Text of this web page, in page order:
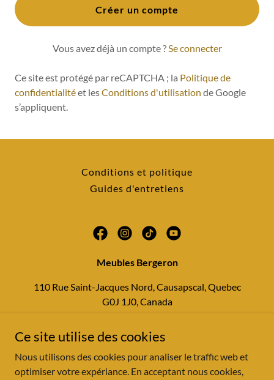
Créer un compte
Vous avez déjà un compte ?Se connecter
Ce site est protégé par reCAPTCHA ; la Politique de
confidentialitéet lesConditions d'utilisation de Google
s’appliquent.
Conditions et politique
Guides d'entretiens
Meubles Bergeron
110 Rue Saint-Jacques Nord, Causapscal, Quebec
G0J 1J0, Canada
Version 2.1
Copyright © 2023-2026 meublesbergeron.com - All Rights
Ce site utilise des cookies
Nous utilisons des cookies pour analiser le traffic web et
optimiser votre expériance. En acceptant nous cookies,